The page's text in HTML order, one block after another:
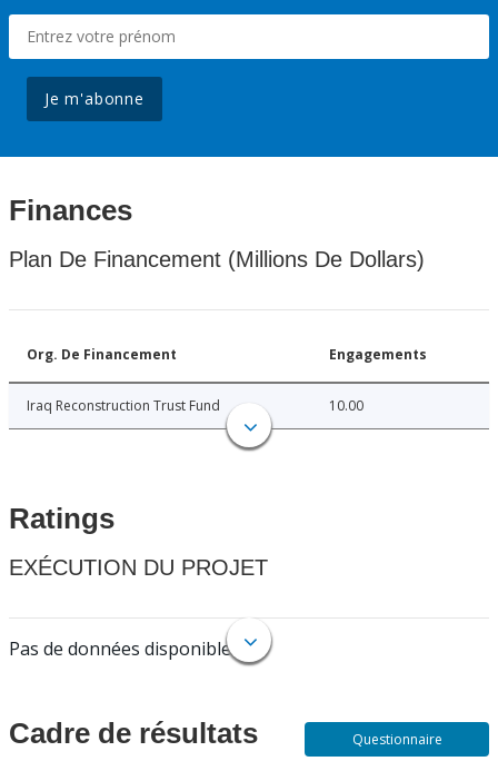
Je m'abonne
Finances
Plan De Financement (Millions De Dollars)
Org. De Financement Engagements
Iraq Reconstruction Trust Fund 10.00
Ratings
EXÉCUTION DU PROJET
Pas de données disponibles.
Cadre de résultats Questionnaire